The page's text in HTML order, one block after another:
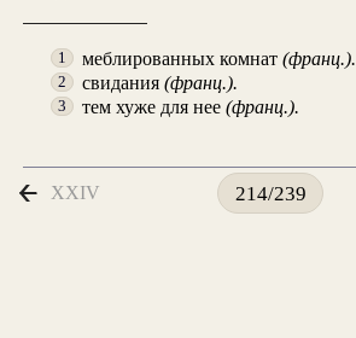
1 меблированных комнат(франц.).
2 свидания(франц.).
3 тем хуже для нее(франц.).
XXIV 214/239